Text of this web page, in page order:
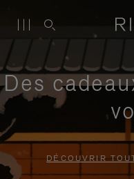
Des
DÉCOUVRIR